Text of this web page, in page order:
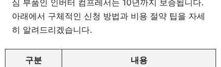
심 부품인 인버터 컴프레서는 10년까지 보증됩니다.
아래에서 구체적인 신청 방법과 비용 절약 팁을 자세
히 알려드리겠습니다.
구분 내용